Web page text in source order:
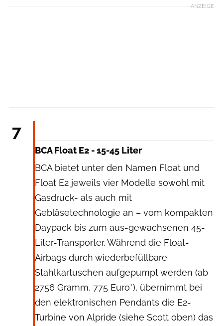
ANZEIGE
7
BCA Float E2 - 15-45 Liter
BCA bietet unter den Namen Float und
Float E2 jeweils vier Modelle sowohl mit
Gasdruck- als auch mit
Gebläsetechnologie an – vom kompakten
Daypack bis zum aus-gewachsenen 45-
Liter-Transporter. Während die Float-
Airbags durch wiederbefüllbare
Stahlkartuschen aufgepumpt werden (ab
2756 Gramm, 775 Euro*), übernimmt bei
den elektronischen Pendants die E2-
Turbine von Alpride (siehe Scott oben) das